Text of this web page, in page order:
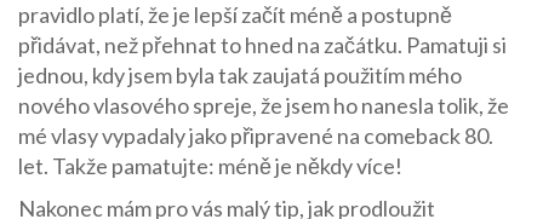
pravidlo platí, že je lepší začít méně a postupně
přidávat, než přehnat to hned na začátku. Pamatuji si
jednou, kdy jsem byla tak zaujatá použitím mého
nového vlasového spreje, že jsem ho nanesla tolik, že
mé vlasy vypadaly jako připravené na comeback 80.
let. Takže pamatujte: méně je někdy více!
Nakonec mám pro vás malý tip, jak prodloužit